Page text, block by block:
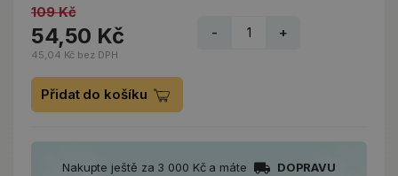
109 Kč
54,50 Kč
45,04 Kč bez DPH
- +
Přidat do košíku
Nakupte ještě za 3 000 Kč a máte
DOPRAVU